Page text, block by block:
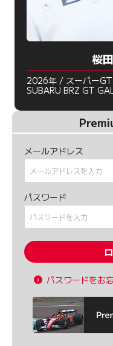
桜
2026年 / スーパーGT
SUBARU BRZ GT
メールアドレス
パスワード
パスワードをお